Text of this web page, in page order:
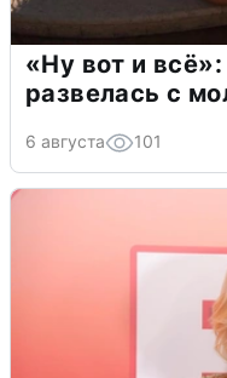
«Ну вот и
развелась с
6 августа 101